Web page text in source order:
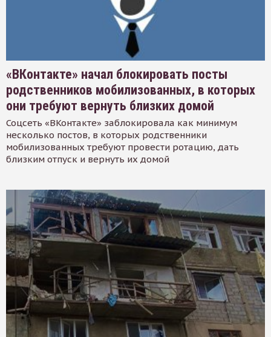
«ВКонтакте» начал блокировать посты
родственников мобилизованных, в которых
они требуют вернуть близких домой
Соцсеть «ВКонтакте» заблокировала как минимум
несколько постов, в которых родственники
мобилизованных требуют провести ротацию, дать
близким отпуск и вернуть их домой